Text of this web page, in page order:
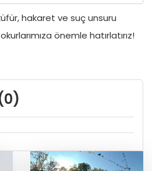
hakaret ve suç unsuru
önemle hatırlatırız!
0)